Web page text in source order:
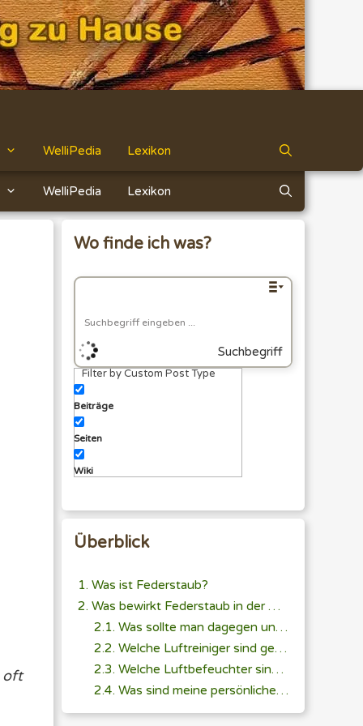
WelliPedia Lexikon
WelliPedia Lexikon
oft
Wo finde ich was?
Suchbegriff
Filter by Custom Post Type
Beiträge
Seiten
Wiki
Überblick
Was ist Federstaub?
Was bewirkt Federstaub in der Raumluft?
Was sollte man dagegen unternehmen?
Welche Luftreiniger sind geeignet?
Welche Luftbefeuchter sind geeignet?
Was sind meine persönlichen Empfehlungen?